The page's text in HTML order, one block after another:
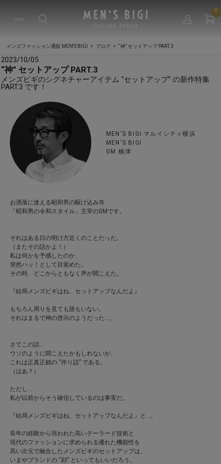
0
メンズファッション通販 MEN'S BIGI ブログ “神” セットアップ PART.3
2023/10/05
“神” セットアップ PART.3
メンズビギのシグネチャーアイテム “セットアップ” の新作特集
PART.3 です！
MEN'S BIGI マルイシティ横浜
MEN'S BIGI
GM 橋津
お洒落に迷える昭和男の駆け込み寺
「昭和男の令和スタイル」主宰のGMです。
それはある日の明け方近くのことだった。
（またその話かよ！）
私は何かを予感したのか、
突然ハッ！として目覚めた。
その時、どこからともなく声が聞こえた。
『結局メンズビギはね、セットアップなんだよ』
もちろん周りを見ても誰もいない。
それはまるで神の啓示のようだった…。
さてこの話…
ウソのように聞こえたかもしれないが、
これは正真正銘の “作り話” である。
（はあ？）
ただし…
私が以前からそう確信しているのは事実だ。
『結局メンズビギはね、セットアップなんだよ』と…。
長年の経験から培われた高いテーラード技術と
現代のファッションに求められる優れた機能性を
高い次元で融合したメンズビギのセットアップは、
いまやブランドの “顔” といってもいいだろう。